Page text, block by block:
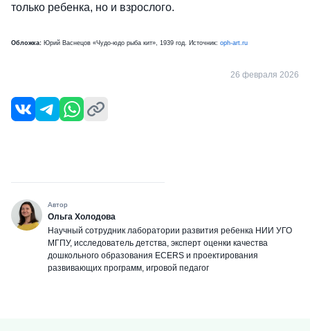
только ребенка, но и взрослого.
Обложка: Юрий Васнецов «Чудо-юдо рыба кит», 1939 год. Источник: oph-art.ru
26 февраля 2026
Автор
Ольга Холодова
Научный сотрудник лаборатории развития ребенка НИИ УГО
МГПУ, исследователь детства, эксперт оценки качества
дошкольного образования ECERS и проектирования
развивающих программ, игровой педагог